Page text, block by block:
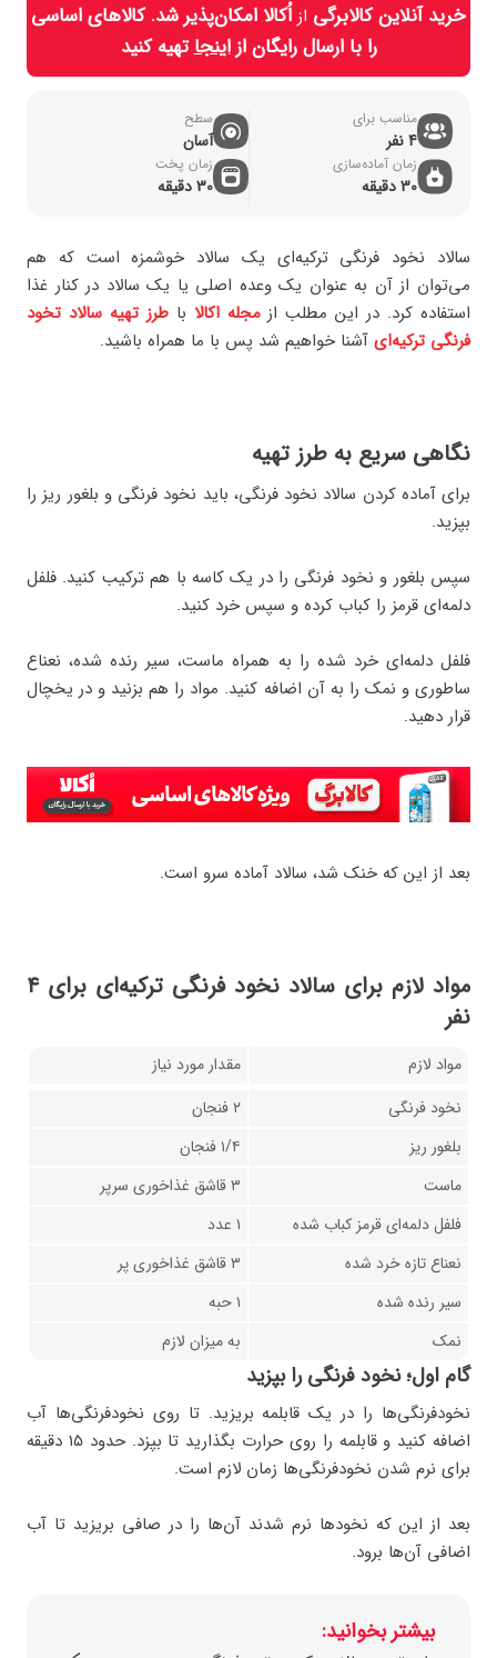
خرید آنلاین کالابرگی از اُکالا امکان‌پذیر شد. کالاهای اساسی
را با ارسال رایگان ازاینجاتهیه کنید
مناسب برای
4 نفر
سطح
آسان
زمان آماده‌سازی
30 دقیقه
زمان پخت
30 دقیقه
سالاد نخود فرنگی ترکیه‌ای یک سالاد خوشمزه است که هم
می‌توان از آن به عنوان یک وعده اصلی یا یک سالاد در کنار غذا
استفاده کرد. در این مطلب ازمجله اکالا با طرز تهیه سالاد تخود
فرنگی ترکیه‌ای آشنا خواهیم شد پس با ما همراه باشید.
نگاهی سریع به طرز تهیه
برای آماده کردن سالاد نخود فرنگی، باید نخود فرنگی و بلغور ریز را
بپزید.
سپس بلغور و نخود فرنگی را در یک کاسه با هم ترکیب کنید. فلفل
دلمه‌ای قرمز را کباب کرده و سپس خرد کنید.
فلفل دلمه‌ای خرد شده را به همراه ماست، سیر رنده شده، نعناع
ساطوری و نمک را به آن اضافه کنید. مواد را هم بزنید و در یخچال
قرار دهید.
بعد از این که خنک شد، سالاد آماده سرو است.
مواد لازم برای سالاد نخود فرنگی ترکیه‌ای برای ۴
نفر
مواد لازم
مقدار مورد نیاز
نخود فرنگی
۲ فنجان
بلغور ریز
۱/۴ فنجان
ماست
۳ قاشق غذاخوری سرپر
فلفل دلمه‌ای قرمز کباب شده
۱ عدد
نعناع تازه خرد شده
۳ قاشق غذاخوری پر
سیر رنده شده
۱ حبه
نمک
به میزان لازم
گام اول؛ نخود فرنگی را بپزید
نخودفرنگی‌ها را در یک قابلمه بریزید. تا روی نخودفرنگی‌ها آب
اضافه کنید و قابلمه را روی حرارت بگذارید تا بپزد. حدود ۱۵ دقیقه
برای نرم شدن نخودفرنگی‌ها زمان لازم است.
بعد از این که نخودها نرم شدند آن‌ها را در صافی بریزید تا آب
اضافی آن‌ها برود.
بیشتر بخوانید: